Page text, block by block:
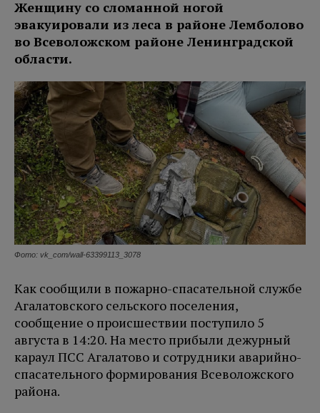
Женщину со сломанной ногой
эвакуировали из леса в районе Лемболово
во Всеволожском районе Ленинградской
области.
Фото: vk_com/wall-63399113_3078
Как сообщили в пожарно-спасательной службе
Агалатовского сельского поселения,
сообщение о происшествии поступило 5
августа в 14:20. На место прибыли дежурный
караул ПСС Агалатово и сотрудники аварийно-
спасательного формирования Всеволожского
района.